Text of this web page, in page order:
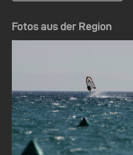
Fotos aus der Region